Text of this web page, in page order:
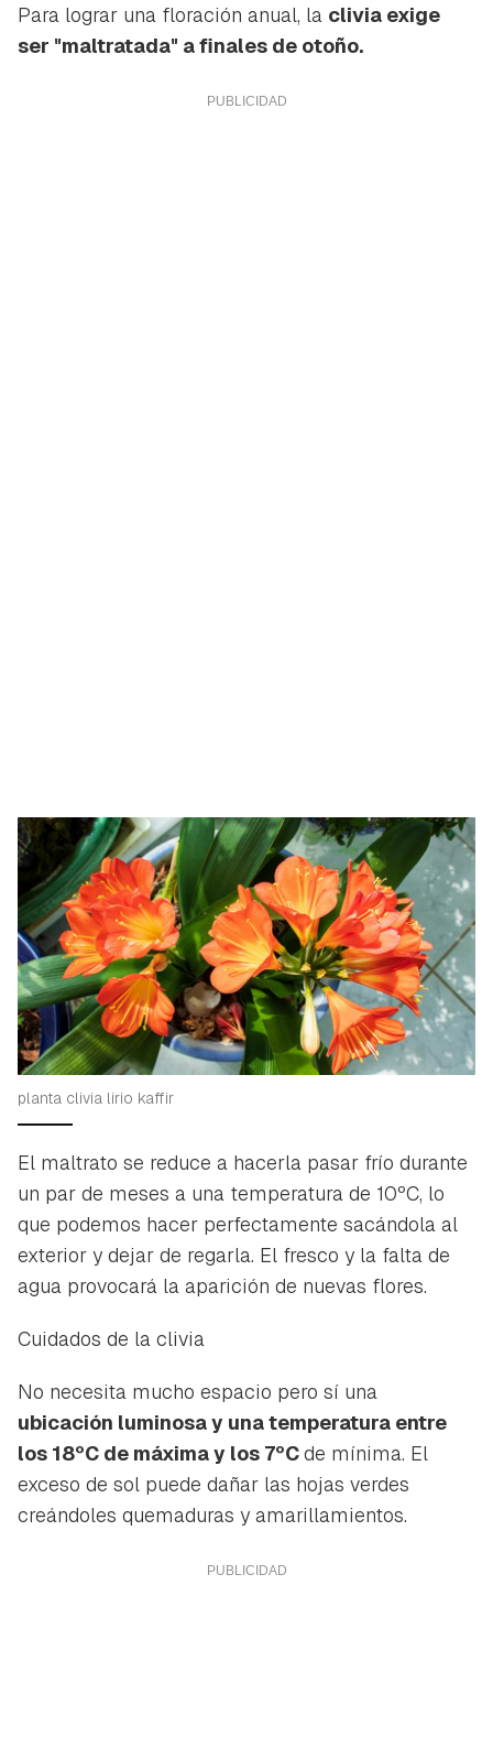
Para lograr una floración anual, la clivia exige
ser "maltratada" a finales de otoño.
planta clivia lirio kaffir
El maltrato se reduce a hacerla pasar frío durante
un par de meses a una temperatura de 10ºC, lo
que podemos hacer perfectamente sacándola al
exterior y dejar de regarla. El fresco y la falta de
agua provocará la aparición de nuevas flores.
Cuidados de la clivia
No necesita mucho espacio pero sí una
ubicación luminosa y una temperatura entre
los 18ºC de máxima y los 7ºCde mínima. El
exceso de sol puede dañar las hojas verdes
creándoles quemaduras y amarillamientos.